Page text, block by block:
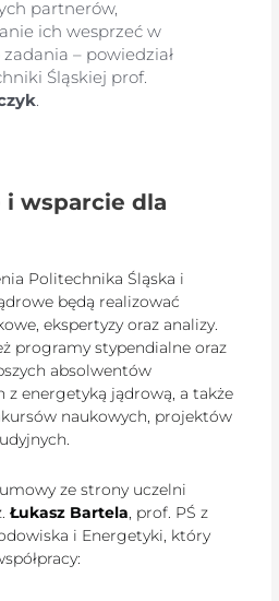
partnerów,
ich wesprzeć w
– powiedział
Śląskiej prof.
i wsparcie dla
Politechnika Śląska i
będą realizować
ekspertyzy oraz analizy.
programy stypendialne oraz
absolwentów
z energetyką jądrową, a także
naukowych, projektów
ze strony uczelni
Łukasz Bartela, prof. PŚ z
i Energetyki, który